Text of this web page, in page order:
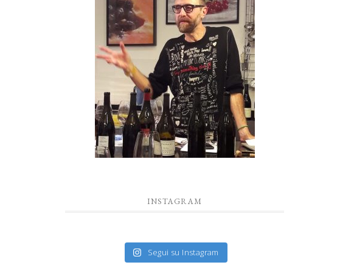
INSTAGRAM
Segui su Instagram